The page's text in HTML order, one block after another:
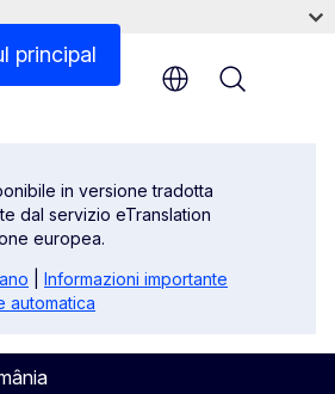
principal
in versione tradotta
dal servizio eTranslation
europea.
Informazioni importante
automatica